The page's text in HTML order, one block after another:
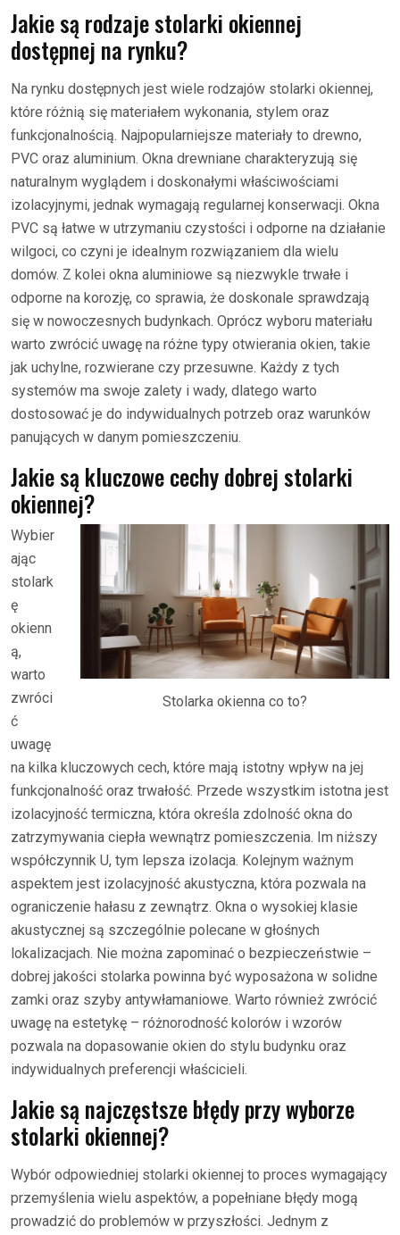
Jakie są rodzaje stolarki okiennej
dostępnej na rynku?
Na rynku dostępnych jest wiele rodzajów stolarki okiennej,
które różnią się materiałem wykonania, stylem oraz
funkcjonalnością. Najpopularniejsze materiały to drewno,
PVC oraz aluminium. Okna drewniane charakteryzują się
naturalnym wyglądem i doskonałymi właściwościami
izolacyjnymi, jednak wymagają regularnej konserwacji. Okna
PVC są łatwe w utrzymaniu czystości i odporne na działanie
wilgoci, co czyni je idealnym rozwiązaniem dla wielu
domów. Z kolei okna aluminiowe są niezwykle trwałe i
odporne na korozję, co sprawia, że doskonale sprawdzają
się w nowoczesnych budynkach. Oprócz wyboru materiału
warto zwrócić uwagę na różne typy otwierania okien, takie
jak uchylne, rozwierane czy przesuwne. Każdy z tych
systemów ma swoje zalety i wady, dlatego warto
dostosować je do indywidualnych potrzeb oraz warunków
panujących w danym pomieszczeniu.
Jakie są kluczowe cechy dobrej stolarki
okiennej?
Stolarka okienna co to?
Wybier
ając
stolark
ę
okienn
ą,
warto
zwróci
ć
uwagę
na kilka kluczowych cech, które mają istotny wpływ na jej
funkcjonalność oraz trwałość. Przede wszystkim istotna jest
izolacyjność termiczna, która określa zdolność okna do
zatrzymywania ciepła wewnątrz pomieszczenia. Im niższy
współczynnik U, tym lepsza izolacja. Kolejnym ważnym
aspektem jest izolacyjność akustyczna, która pozwala na
ograniczenie hałasu z zewnątrz. Okna o wysokiej klasie
akustycznej są szczególnie polecane w głośnych
lokalizacjach. Nie można zapominać o bezpieczeństwie –
dobrej jakości stolarka powinna być wyposażona w solidne
zamki oraz szyby antywłamaniowe. Warto również zwrócić
uwagę na estetykę – różnorodność kolorów i wzorów
pozwala na dopasowanie okien do stylu budynku oraz
indywidualnych preferencji właścicieli.
Jakie są najczęstsze błędy przy wyborze
stolarki okiennej?
Wybór odpowiedniej stolarki okiennej to proces wymagający
przemyślenia wielu aspektów, a popełniane błędy mogą
prowadzić do problemów w przyszłości. Jednym z